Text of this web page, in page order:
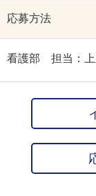
応募方法
看護部 担当：上